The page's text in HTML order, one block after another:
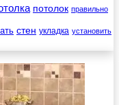
потолок правильно
стен укладка установить